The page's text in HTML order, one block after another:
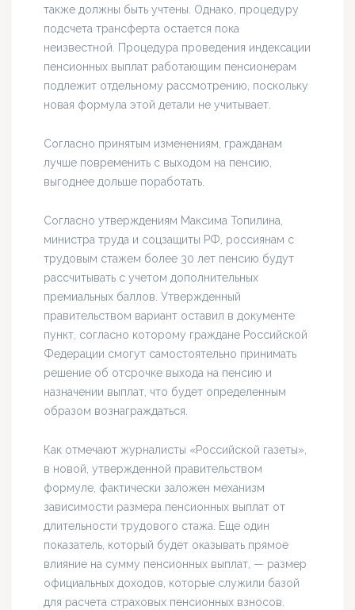
также должны быть учтены. Однако, процедуру
подсчета трансферта остается пока
неизвестной. Процедура проведения индексации
пенсионных выплат работающим пенсионерам
подлежит отдельному рассмотрению, поскольку
новая формула этой детали не учитывает.
Согласно принятым изменениям, гражданам
лучше повременить с выходом на пенсию,
выгоднее дольше поработать.
Согласно утверждениям Максима Топилина,
министра труда и соцзащиты РФ, россиянам с
трудовым стажем более 30 лет пенсию будут
рассчитывать с учетом дополнительных
премиальных баллов. Утвержденный
правительством вариант оставил в документе
пункт, согласно которому граждане Российской
Федерации смогут самостоятельно принимать
решение об отсрочке выхода на пенсию и
назначении выплат, что будет определенным
образом вознаграждаться.
Как отмечают журналисты «Российской газеты»,
в новой, утвержденной правительством
формуле, фактически заложен механизм
зависимости размера пенсионных выплат от
длительности трудового стажа. Еще один
показатель, который будет оказывать прямое
влияние на сумму пенсионных выплат, — размер
официальных доходов, которые служили базой
для расчета страховых пенсионных взносов.